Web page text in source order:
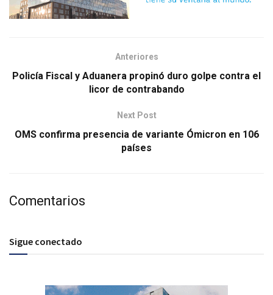
Anteriores
Policía Fiscal y Aduanera propinó duro golpe contra el
licor de contrabando
Next Post
OMS confirma presencia de variante Ómicron en 106
países
Comentarios
Sigue conectado